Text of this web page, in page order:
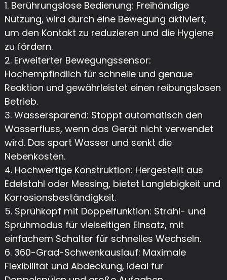
1. Berührungslose Bedienung: Freihändige
Nutzung, wird durch eine Bewegung aktiviert,
um den Kontakt zu reduzieren und die Hygiene
zu fördern.
2. Erweiterter Bewegungssensor:
Hochempfindlich für schnelle und genaue
Reaktion und gewährleistet einen reibungslosen
Betrieb.
3. Wassersparend: Stoppt automatisch den
Wasserfluss, wenn das Gerät nicht verwendet
wird. Das spart Wasser und senkt die
Nebenkosten.
4. Hochwertige Konstruktion: Hergestellt aus
Edelstahl oder Messing, bietet Langlebigkeit und
Korrosionsbeständigkeit.
5. Sprühkopf mit Doppelfunktion: Strahl- und
Sprühmodus für vielseitigen Einsatz, mit
einfachem Schalter für schnelles Wechseln.
6. 360-Grad-Schwenkauslauf: Maximale
Flexibilität und Abdeckung, ideal für